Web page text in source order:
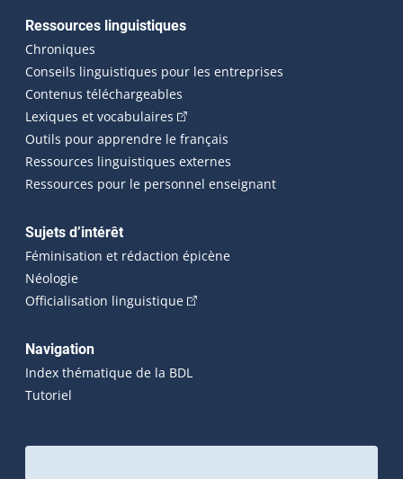
Ressources linguistiques
Chroniques
Conseils linguistiques pour les entreprises
Contenus téléchargeables
Lexiques et vocabulaires (Cet hyperlien externe s'ouvrira
Outils pour apprendre le français
Ressources linguistiques externes
Ressources pour le personnel enseignant
Sujets d’intérêt
Féminisation et rédaction épicène
Néologie
Officialisation linguistique(Cet hyperlien externe s'ouvrira
Navigation
Index thématique de la BDL
Tutoriel